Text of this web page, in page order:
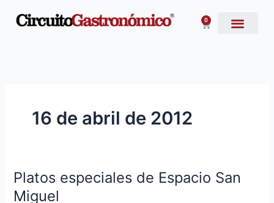
0
Carrito
16 de abril de 2012
Platos especiales de Espacio San
Miguel
Platos
especiales